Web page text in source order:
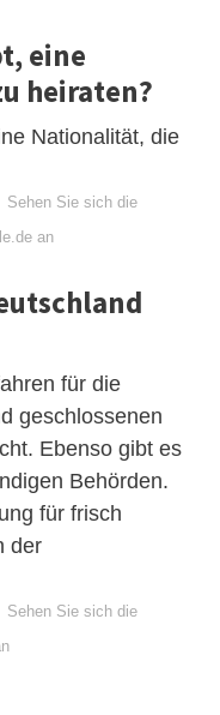
eine
heiraten?
Nationalität, die
Sehen Sie sich die
an
für die
geschlossenen
Ebenso gibt es
Behörden.
für frisch
der
Sehen Sie sich die